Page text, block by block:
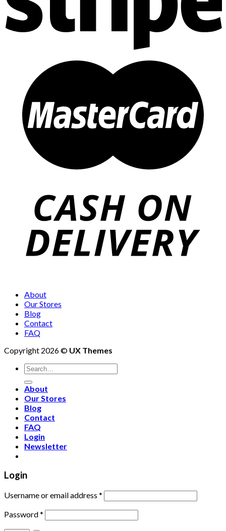
About
Our Stores
Blog
Contact
FAQ
Copyright 2026 © UX Themes
About
Our Stores
Blog
Contact
FAQ
Login
Newsletter
Login
Username or email address *
Password*